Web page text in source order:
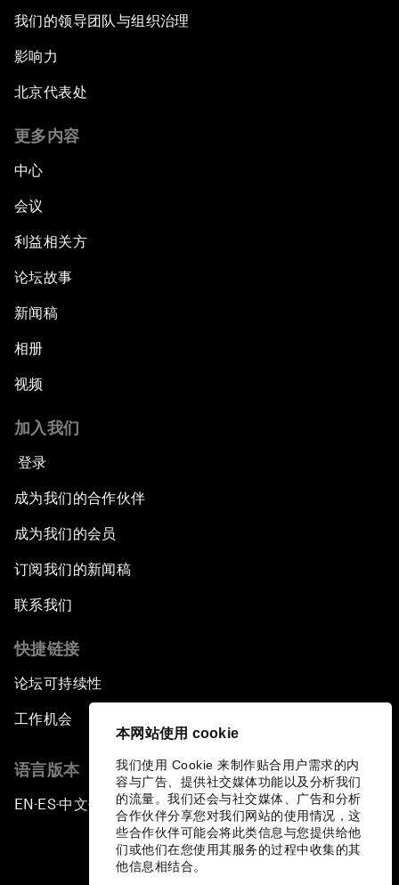
本网站使用 cookie
我们使用 Cookie 来制作贴合用户需求的内
容与广告、提供社交媒体功能以及分析我们
的流量。我们还会与社交媒体、广告和分析
合作伙伴分享您对我们网站的使用情况，这
些合作伙伴可能会将此类信息与您提供给他
们或他们在您使用其服务的过程中收集的其
他信息相结合。
我们的领导团队与组织治理
影响力
北京代表处
更多内容
中心
会议
利益相关方
论坛故事
新闻稿
相册
视频
加入我们
登录
成为我们的合作伙伴
成为我们的会员
订阅我们的新闻稿
联系我们
快捷链接
论坛可持续性
工作机会
语言版本
EN ▪ ES▪中文▪ 日本語